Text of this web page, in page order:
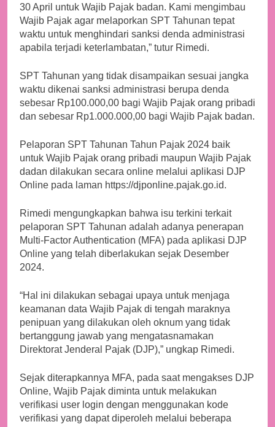
30 April untuk Wajib Pajak badan. Kami mengimbau
Wajib Pajak agar melaporkan SPT Tahunan tepat
waktu untuk menghindari sanksi denda administrasi
apabila terjadi keterlambatan,” tutur Rimedi.
SPT Tahunan yang tidak disampaikan sesuai jangka
waktu dikenai sanksi administrasi berupa denda
sebesar Rp100.000,00 bagi Wajib Pajak orang pribadi
dan sebesar Rp1.000.000,00 bagi Wajib Pajak badan.
Pelaporan SPT Tahunan Tahun Pajak 2024 baik
untuk Wajib Pajak orang pribadi maupun Wajib Pajak
dadan dilakukan secara online melalui aplikasi DJP
Online pada laman https://djponline.pajak.go.id.
Rimedi mengungkapkan bahwa isu terkini terkait
pelaporan SPT Tahunan adalah adanya penerapan
Multi-Factor Authentication (MFA) pada aplikasi DJP
Online yang telah diberlakukan sejak Desember
2024.
“Hal ini dilakukan sebagai upaya untuk menjaga
keamanan data Wajib Pajak di tengah maraknya
penipuan yang dilakukan oleh oknum yang tidak
bertanggung jawab yang mengatasnamakan
Direktorat Jenderal Pajak (DJP),” ungkap Rimedi.
Sejak diterapkannya MFA, pada saat mengakses DJP
Online, Wajib Pajak diminta untuk melakukan
verifikasi user login dengan menggunakan kode
verifikasi yang dapat diperoleh melalui beberapa